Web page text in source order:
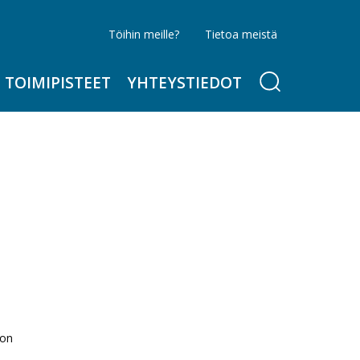
Tietoa meistä
Töihin meille?
TOIMIPISTEET YHTEYSTIEDOT